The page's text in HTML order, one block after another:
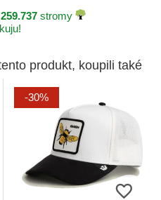
259.737stromy
produkt, koupili také
-30%